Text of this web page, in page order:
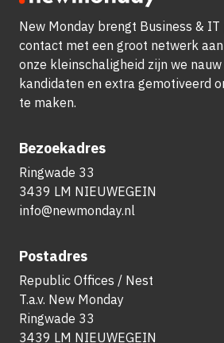
New Monday brengt Business &
contact met een groot netwerk
onze kleinschaligheid zijn we
kandidaten en extra gemotiveerd
te maken.
Bezoekadres
Ringwade 33
3439 LM NIEUWEGEIN
info@newmonday.nl
Postadres
Republic Offices / Nest
T.a.v. New Monday
Ringwade 33
3439 LM NIEUWEGEIN